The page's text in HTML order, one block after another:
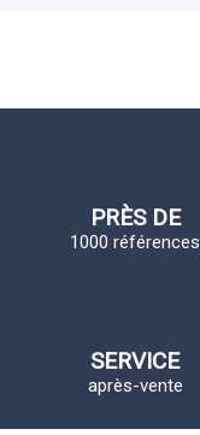
PRÈS DE
1000 références
SERVICE
après-vente